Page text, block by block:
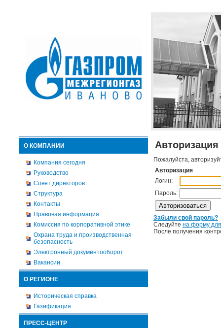
О КОМПАНИИ
Компания сегодня
Руководство
Совет директоров
Структура
Контакты
Правовая информация
Комиссия по корпоративной этике
Охрана труда и производственная
безопасность
Электронный документооборот
Вакансии
О РЕГИОНЕ
Историческая справка
Газификация
ПРЕСС-ЦЕНТР
Авторизация
Пожалуйста,
Авторизация
Логин:
Пароль:
Забыли свой пароль?
Следуйте на форму
После получения